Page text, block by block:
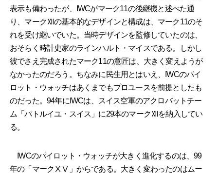
表示も備わったが、IWCがマーク11の後継機と述べた通
り、マークⅫの基本的なデザインと構成は、マーク11のそ
れを受け継いでいた。当時デザインを監修していたのは、
おそらく時計史家のラインハルト・マイスである。しかし
彼でさえ完成されたマーク11の意匠は、大きく変えようが
なかったのだろう。ちなみに民生用とはいえ、IWCのパイ
ロット・ウォッチはあくまでもプロユースを前提としたも
のだった。94年にIWCは、スイス空軍のアクロバットチー
ム「パトルイユ・スイス」に29本のマークⅫを納入してい
る。
IWCのパイロット・ウォッチが大きく進化するのは、99
年の「マークⅩⅤ」からである。大きく変わったのはムー